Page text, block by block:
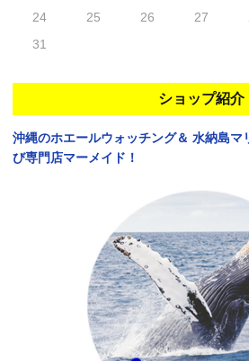
24 25 26 27
31
ショップ紹介
沖縄のホエールウォッチング＆ 水納島マ
び専門店マーメイド！